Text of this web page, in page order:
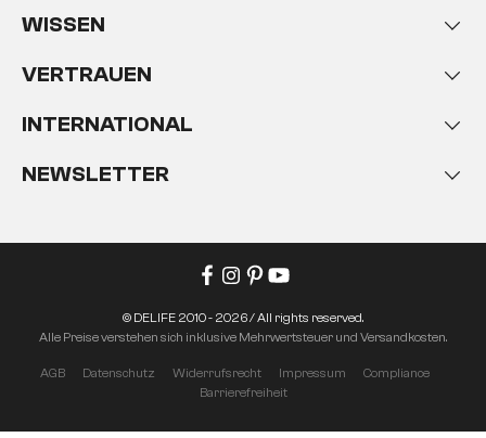
WISSEN
VERTRAUEN
INTERNATIONAL
NEWSLETTER
AGB Datenschutz Widerrufsrecht Impressum
Compliance
Barrierefreiheit
© DELIFE 2010 - 2026 / All rights reserved.
Alle Preise verstehen sich inklusive Mehrwertsteuer und Versandkosten.